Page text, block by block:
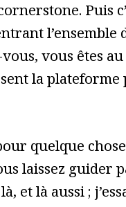
Puis
l’ensemble
vous êtes
la
quelque
laissez guider
et là aussi ;